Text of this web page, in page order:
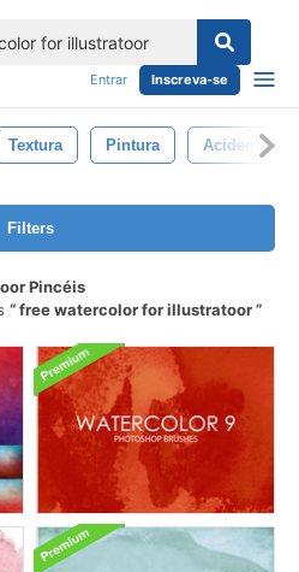
Entrar Inscreva-se
Textura Pintura Acidente
Filters
Pincéis
free watercolor for illustratoor